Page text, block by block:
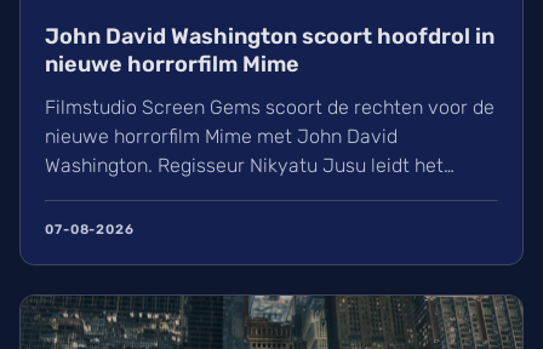
John David Washington scoort hoofdrol in
nieuwe horrorfilm Mime
Filmstudio Screen Gems scoort de rechten voor de
nieuwe horrorfilm Mime met John David
Washington. Regisseur Nikyatu Jusu leidt het
bovennatuurlijke project. Ontdek ook het laatste
nieuws over streamingtoppers zoals Hit Man en
Thursday Murder Club.
07-08-2026